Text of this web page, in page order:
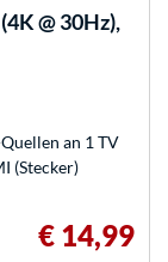
@ 30Hz),
an 1 TV
(Stecker)
€ 14,99